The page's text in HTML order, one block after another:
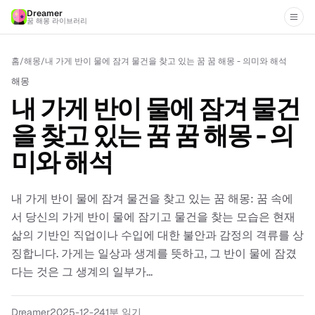
Dreamer
꿈 해몽 라이브러리
홈/해몽/내 가게 반이 물에 잠겨 물건을 찾고 있는 꿈 꿈 해몽 - 의미와 해석
해몽
내 가게 반이 물에 잠겨 물건
을 찾고 있는 꿈 꿈 해몽 - 의
미와 해석
내 가게 반이 물에 잠겨 물건을 찾고 있는 꿈 해몽: 꿈 속에
서 당신의 가게 반이 물에 잠기고 물건을 찾는 모습은 현재
삶의 기반인 직업이나 수입에 대한 불안과 감정의 격류를 상
징합니다. 가게는 일상과 생계를 뜻하고, 그 반이 물에 잠겼
다는 것은 그 생계의 일부가...
Dreamer2025-12-241분 읽기